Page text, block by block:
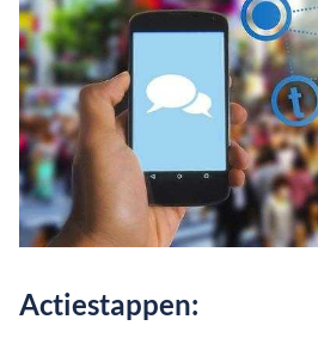
Actiestappen: